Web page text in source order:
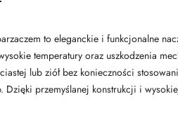
to eleganckie i funkcjonalne
temperatury oraz uszkodzenia
lub ziół bez konieczności
przemyślanej konstrukcji i